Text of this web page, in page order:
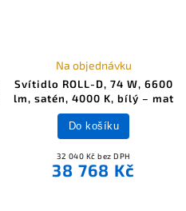
Svítidlo ROLL-D, 74 W, 6600
lm, satén, 4000 K, bílý – mat
Na objednávku
32 040 Kč bez DPH
38 768 Kč
Do košíku